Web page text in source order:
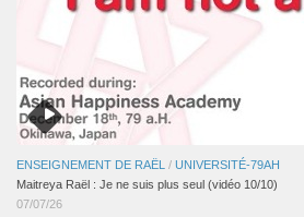
ENSEIGNEMENT DE RAËL / UNIVERSITÉ-79AH
Maitreya Raël : Je ne suis plus seul (vidéo 10/10)
07/07/26